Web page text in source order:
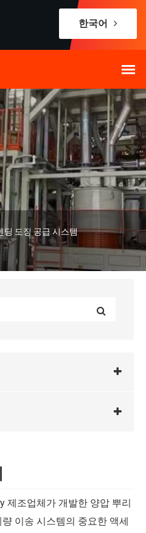
한국어
딩 도징 공급 시스템
제조업체가 개발한 양압 뿌리
이송 시스템의 중요한 액세